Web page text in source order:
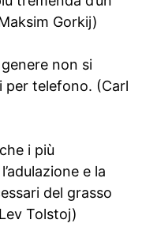
Gorkij)
non si
telefono. (Carl
i più
e la
del grasso
Tolstoj)